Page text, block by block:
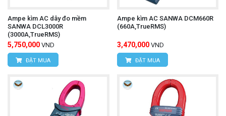
Ampe kìm AC dây đo mềm
SANWA DCL3000R
(3000A,TrueRMS)
5,750,000 VND
ĐẶT MUA
Ampe kìm AC SANWA DCM660R
(660A,TrueRMS)
3,470,000 VND
ĐẶT MUA